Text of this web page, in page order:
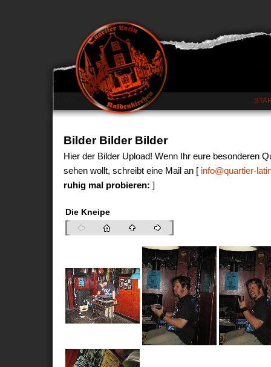
Bilder Bilder Bilder
Hier der Bilder Upload! Wenn Ihr eure besonderen
sehen wollt, schreibt eine Mail an [ info@quartier-
ruhig mal probieren: ]
Die Kneipe